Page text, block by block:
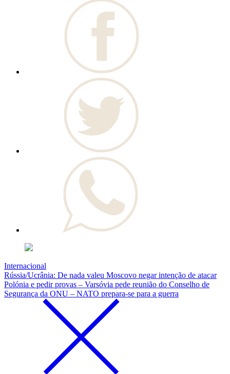
Internacional
Rússia/Ucrânia: De nada valeu Moscovo negar intenção de atacar
Polónia e pedir provas – Varsóvia pede reunião do Conselho de
Segurança da ONU – NATO prepara-se para a guerra